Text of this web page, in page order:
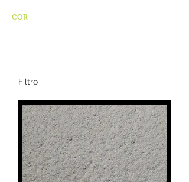
COR
Filtro